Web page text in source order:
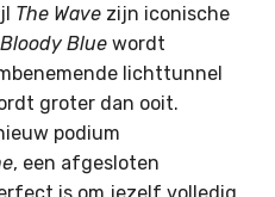
The Wave zijn iconische
Blue wordt
lichttunnel
groter dan ooit.
podium
, een afgesloten
is om jezelf volledig